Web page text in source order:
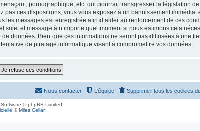
pornographique, etc. qui pourrait transgresser la législation
ces dispositions, vous vous exposez à un bannissement immédiat
les messages est enregistrée afin d’aider au renforcement de ces
et message à n’importe quel moment si nous estimons cela
données. Bien que ces informations ne seront pas diffusées à une
de piratage informatique visant à compromettre vos données.
Supprimer tous les cookies
L’équipe
Nous contacter
© phpBB Limited
©Miles Cellar